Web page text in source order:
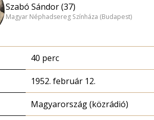
Szabó Sándor (37)
Magyar Néphadsereg Színháza (Budapest)
40 perc
1952. február 12.
Magyarország (közrádió)